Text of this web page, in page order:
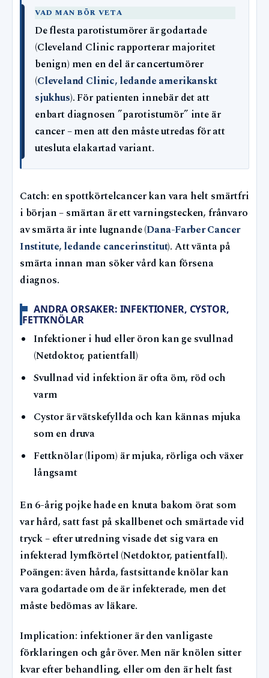
VAD MAN BÖR VETA
De flesta parotistumörer är godartade
(Cleveland Clinic rapporterar majoritet
benign) men en del är cancertumörer
(Cleveland Clinic, ledande amerikanskt
sjukhus). För patienten innebär det att
enbart diagnosen ”parotistumör” inte är
cancer – men att den måste utredas för att
utesluta elakartad variant.
Catch: en spottkörtelcancer kan vara helt smärtfri
i början – smärtan är ett varningstecken, frånvaro
av smärta är inte lugnande (Dana-Farber Cancer
Institute, ledande cancerinstitut). Att vänta på
smärta innan man söker vård kan försena
diagnos.
ANDRA ORSAKER: INFEKTIONER, CYSTOR,
FETTKNÖLAR
Infektioner i hud eller öron kan ge svullnad
(Netdoktor, patientfall)
Svullnad vid infektion är ofta öm, röd och
varm
Cystor är vätskefyllda och kan kännas mjuka
som en druva
Fettknölar (lipom) är mjuka, rörliga och växer
långsamt
En 6-årig pojke hade en knuta bakom örat som
var hård, satt fast på skallbenet och smärtade vid
tryck – efter utredning visade det sig vara en
infekterad lymfkörtel (Netdoktor, patientfall).
Poängen: även hårda, fastsittande knölar kan
vara godartade om de är infekterade, men det
måste bedömas av läkare.
Implication: infektioner är den vanligaste
förklaringen och går över. Men när knölen sitter
kvar efter behandling, eller om den är helt fast